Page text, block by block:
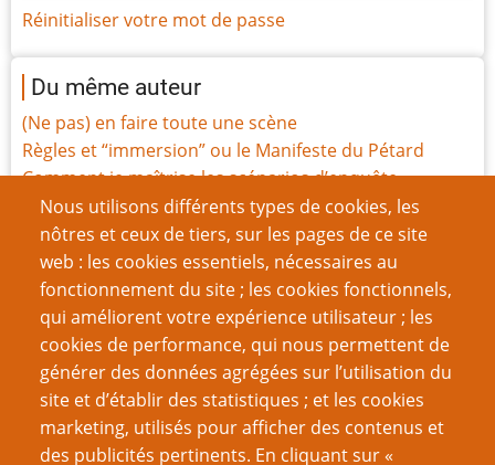
Nous utilisons différents types de cookies, les
nôtres et ceux de tiers, sur les pages de ce site
web : les cookies essentiels, nécessaires au
fonctionnement du site ; les cookies fonctionnels,
qui améliorent votre expérience utilisateur ; les
cookies de performance, qui nous permettent de
générer des données agrégées sur l’utilisation du
site et d’établir des statistiques ; et les cookies
marketing, utilisés pour afficher des contenus et
des publicités pertinents. En cliquant sur «
Réinitialiser votre mot de passe
Du même auteur
(Ne pas) en faire toute une scène
Règles et “immersion” ou le Manifeste du Pétard
Comment je maîtrise les scénarios d’enquête
Vieillir
Les Justifications Manifestement Absurdes
Les Probabilités magiques
Ghostbusters RPG, le JdR pour débuter
La feuille de perso n'est pas votre amie
Modes de jeu cachés et création, la suite
Modes de jeu cachés et création
Pagination
Page
précédente
‹‹ 8
Page
suivante
››